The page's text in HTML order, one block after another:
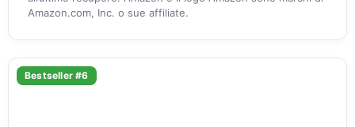
Amazon.com, Inc. o sue affiliate.
Bestseller #6